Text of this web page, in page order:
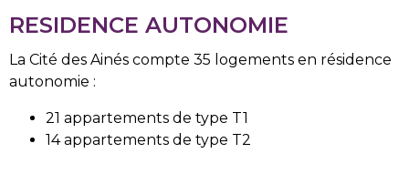
RESIDENCE AUTONOMIE
La Cité des Ainés compte 35 logements en résidence
autonomie :
21 appartements de type T1
14 appartements de type T2